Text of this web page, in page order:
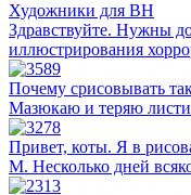
Художники для ВН
Здравствуйте. Нужны
иллюстрирования
Почему срисовывать
Мазюкаю и теряю
Привет, коты. Я в
M. Несколько дней